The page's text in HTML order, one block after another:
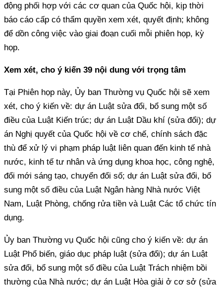
động phối hợp với các cơ quan của Quốc hội, kịp thời
báo cáo cấp có thẩm quyền xem xét, quyết định; không
để dồn công việc vào giai đoạn cuối mỗi phiên họp, kỳ
họp.
Xem xét, cho ý kiến 39 nội dung với trọng tâm
Tại Phiên họp này, Ủy ban Thường vụ Quốc hội sẽ xem
xét, cho ý kiến về: dự án Luật sửa đổi, bổ sung một số
điều của Luật Kiến trúc; dự án Luật Dầu khí (sửa đổi); dự
án Nghị quyết của Quốc hội về cơ chế, chính sách đặc
thù để xử lý vi phạm pháp luật liên quan đến kinh tế nhà
nước, kinh tế tư nhân và ứng dụng khoa học, công nghệ,
đổi mới sáng tạo, chuyển đổi số; dự án Luật sửa đổi, bổ
sung một số điều của Luật Ngân hàng Nhà nước Việt
Nam, Luật Phòng, chống rửa tiền và Luật Các tổ chức tín
dụng.
Ủy ban Thường vụ Quốc hội cũng cho ý kiến về: dự án
Luật Phổ biến, giáo dục pháp luật (sửa đổi); dự án Luật
sửa đổi, bổ sung một số điều của Luật Trách nhiệm bồi
thường của Nhà nước; dự án Luật Hòa giải ở cơ sở (sửa